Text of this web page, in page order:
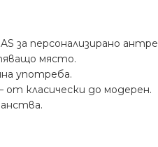
за персонализирано
място.
употреба.
класически до модерен.